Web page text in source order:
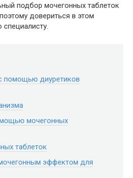
подбор мочегонных таблеток
довериться в этом
помощью диуретиков
мочегонных
таблеток
эффектом для